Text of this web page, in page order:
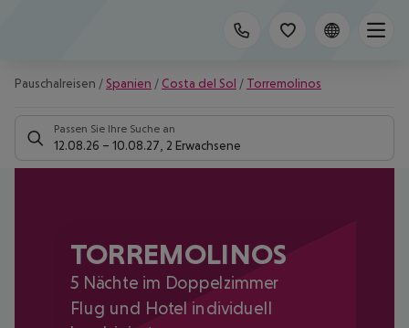
Pauschalreisen / Spanien / Costa del Sol / Torremolinos
Passen Sie Ihre Suche an
12.08.26 – 10.08.27 2 Erwachsene
TORREMOLINOS
5 Nächte im Doppelzimmer
Flug und Hotel individuell